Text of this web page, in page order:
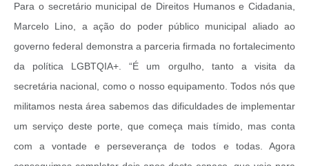
Para o secretário municipal de Direitos Humanos e Cidadania,
Marcelo Lino, a ação do poder público municipal aliado ao
governo federal demonstra a parceria firmada no fortalecimento
da política LGBTQIA+. “É um orgulho, tanto a visita da
secretária nacional, como o nosso equipamento. Todos nós que
militamos nesta área sabemos das dificuldades de implementar
um serviço deste porte, que começa mais tímido, mas conta
com a vontade e perseverança de todos e todas. Agora